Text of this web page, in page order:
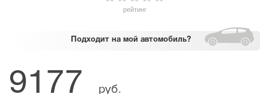
рейтинг
Подходит на мой автомобиль?
9177 руб.